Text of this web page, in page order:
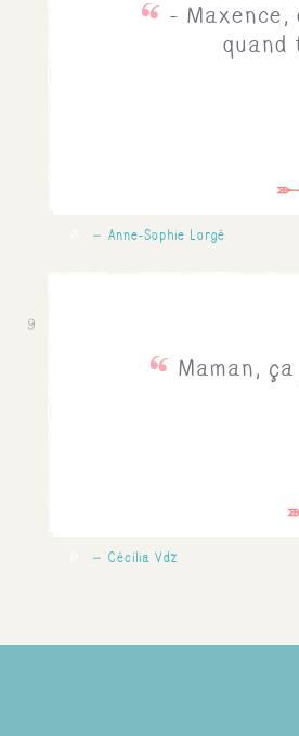
-
quand
Anne-Sophie Lorgé
Maman,
9
Cécilia Vdz